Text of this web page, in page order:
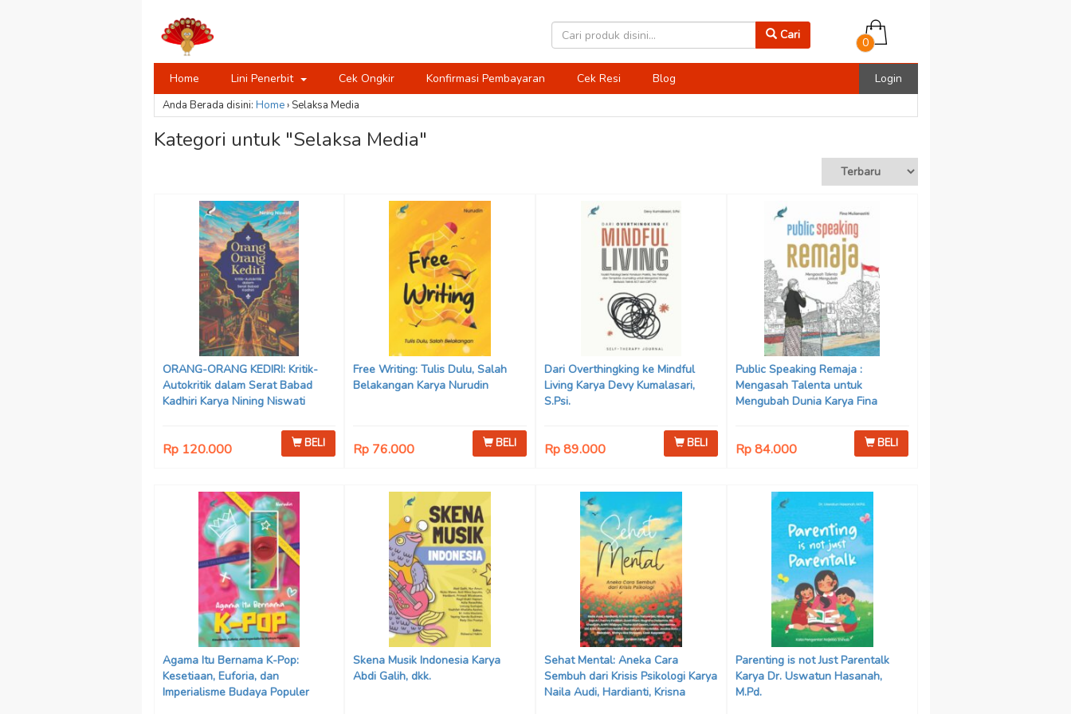
Cari
0
Home Lini Penerbit Cek Ongkir Konfirmasi Pembayaran Cek Resi Blog Login
Anda Berada disini: Home› Selaksa Media
Kategori untuk "Selaksa Media"
ORANG-ORANG KEDIRI: Kritik-
Autokritik dalam Serat Babad
Kadhiri Karya Nining Niswati
Rp 120.000 BELI
Free Writing: Tulis Dulu, Salah
Belakangan Karya Nurudin
Rp 76.000 BELI
Dari Overthingking ke Mindful
Living Karya Devy Kumalasari,
S.Psi.
Rp 89.000 BELI
Public Speaking Remaja :
Mengasah Talenta untuk
Mengubah Dunia Karya Fina
Rp 84.000 BELI
Agama Itu Bernama K-Pop:
Kesetiaan, Euforia, dan
Imperialisme Budaya Populer
Skena Musik Indonesia Karya
Abdi Galih, dkk.
Sehat Mental: Aneka Cara
Sembuh dari Krisis Psikologi Karya
Naila Audi, Hardianti, Krisna
Parenting is not Just Parentalk
Karya Dr. Uswatun Hasanah,
M.Pd.